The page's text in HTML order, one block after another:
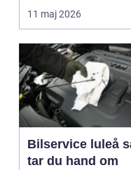
privatperson...
11 maj 2026
Bilservice luleå så
tar du hand om